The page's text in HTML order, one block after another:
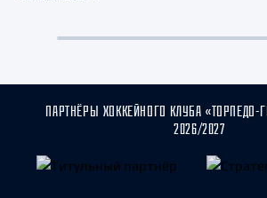
ПАРТНЁРЫ ХОККЕЙНОГО КЛУБА «ТОРПЕДО-
2026/2027